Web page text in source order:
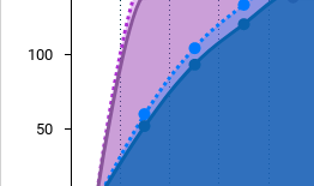
50
100